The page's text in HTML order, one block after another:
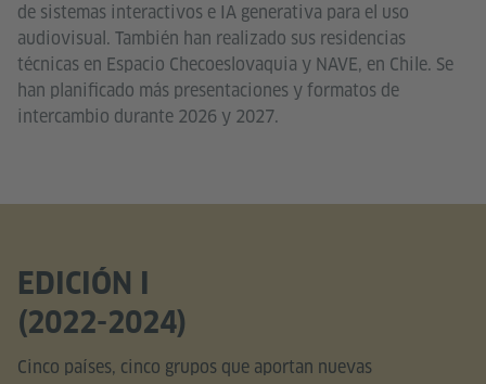
de sistemas interactivos e IA generativa para el uso
audiovisual. También han realizado sus residencias
técnicas en Espacio Checoeslovaquia y NAVE, en Chile. Se
han planificado más presentaciones y formatos de
intercambio durante 2026 y 2027.
EDICIÓN I
(2022-2024)
Cinco países, cinco grupos que aportan nuevas